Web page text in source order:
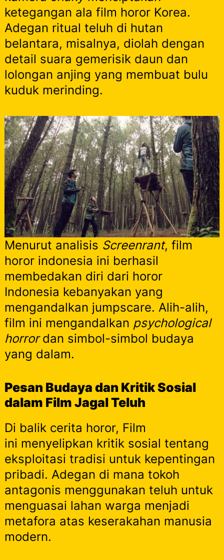
ketegangan ala film horor Korea.
Adegan ritual teluh di hutan
belantara, misalnya, diolah dengan
detail suara gemerisik daun dan
lolongan anjing yang membuat bulu
kuduk merinding.
Menurut analisis Screenrant, film
horor indonesia ini berhasil
membedakan diri dari horor
Indonesia kebanyakan yang
mengandalkan jumpscare. Alih-alih,
film ini mengandalkan psychological
horrordan simbol-simbol budaya
yang dalam.
Pesan Budaya dan Kritik Sosial
dalam Film Jagal Teluh
Di balik cerita horor, Film
ini menyelipkan kritik sosial tentang
eksploitasi tradisi untuk kepentingan
pribadi. Adegan di mana tokoh
antagonis menggunakan teluh untuk
menguasai lahan warga menjadi
metafora atas keserakahan manusia
modern.